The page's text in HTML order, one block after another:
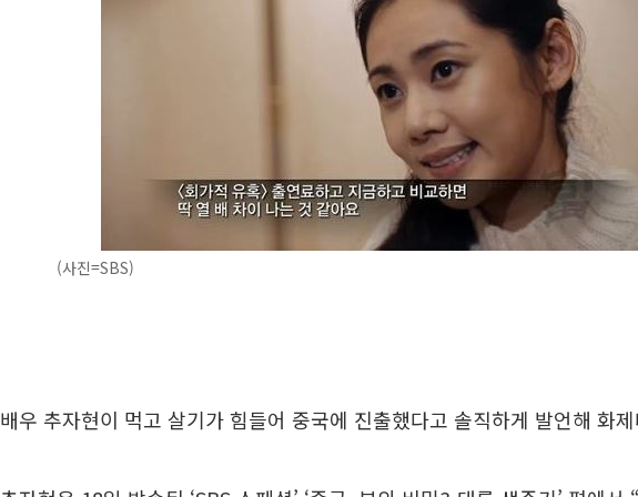
(사진=SBS)
배우 추자현이 먹고 살기가 힘들어 중국에 진출했다고 솔직하게 발언해 화